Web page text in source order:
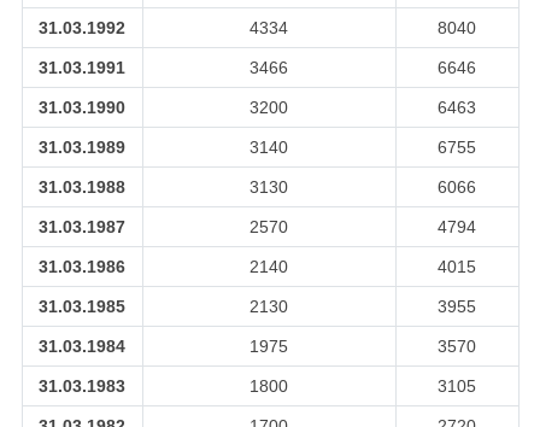
31.03.1992 4334 8040
31.03.1991 3466 6646
31.03.1990 3200 6463
31.03.1989 3140 6755
31.03.1988 3130 6066
31.03.1987 2570 4794
31.03.1986 2140 4015
31.03.1985 2130 3955
31.03.1984 1975 3570
31.03.1983 1800 3105